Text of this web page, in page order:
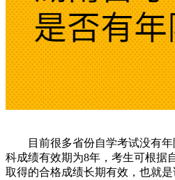
目前很多省份自学考试没有年
科成绩有效期为8年，考生可根据
取得的合格成绩长期有效，也就是